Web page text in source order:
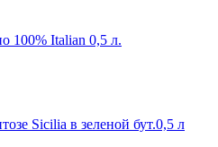
100% Italian 0,5 л.
Sicilia в зеленой бут.0,5 л